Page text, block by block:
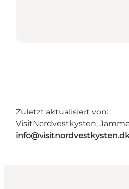
Zuletzt aktualisiert von:
VisitNordvestkysten,
info@visitnordvestkysten.dk